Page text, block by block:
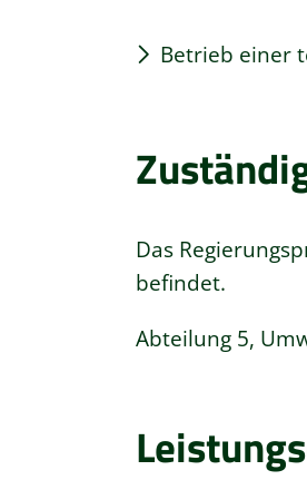
Betrieb einer
Das
befindet.
Abteilung 5,